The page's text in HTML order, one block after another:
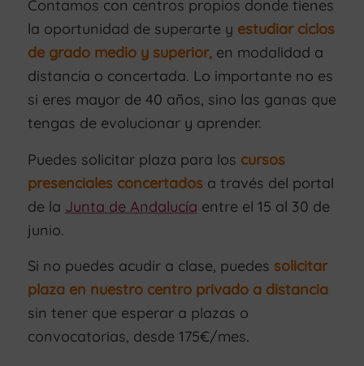
Contamos con centros propios donde tienes
la oportunidad de superarte y estudiar ciclos
de grado medio y superior, en modalidad a
distancia o concertada. Lo importante no es
si eres mayor de 40 años, sino las ganas que
tengas de evolucionar y aprender.
Puedes solicitar plaza para los cursos
presenciales concertadosa través del portal
de la Junta de Andalucía entre el 15 al 30 de
junio.
Si no puedes acudir a clase, puedes solicitar
plaza en nuestro centro privado a distancia
sin tener que esperar a plazas o
convocatorias, desde 175€/mes.